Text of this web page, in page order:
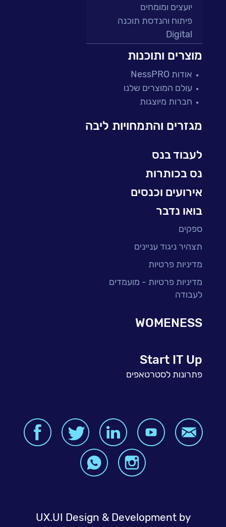
יועצים ומומחים
פיתוח והנדסת תוכנה
Digital
פתרונות למגזר הפיננסי
מיקור חוץ ושירותים מנוהלים
בדיקות והבטחת איכות
עולמות הענן
עולמות הסייבר
BI, Analytics & Big-Data
מוצרים ותוכנות
אודות NessPRO
עולם המוצרים שלנו
חברות מיוצגות
מגזרים והתמחויות ליבה
לעבוד בנס
נס בכותרות
אירועים וכנסים
בואו נדבר
ספקים
תצהיר ניגוד עניינים
מדיניות פרטיות
מדיניות פרטיות - מועמדים
לעבודה
WOMENESS
Start IT Up
פתרונות לסטרטאפים
UX.UI Design & Development by